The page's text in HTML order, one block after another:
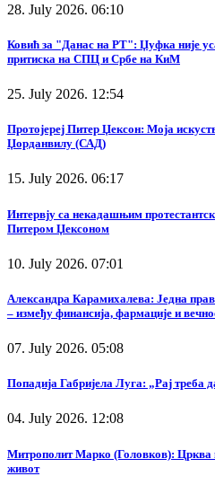
28. July 2026. 06:10
Ковић за "Данас на РТ": Џуфка није
притиска на СПЦ и Србе на КиМ
25. July 2026. 12:54
Протојереј Питер Џексон: Моја
Џорданвилу (САД)
15. July 2026. 06:17
Интервју са некадашњим
Питером Џексоном
10. July 2026. 07:01
Александра Карамихалева: Једна
– између финансија, фармације и
07. July 2026. 05:08
Попадија Габријела Луга: „Рај треба
04. July 2026. 12:08
Митрополит Марко (Головков): Црква
живот